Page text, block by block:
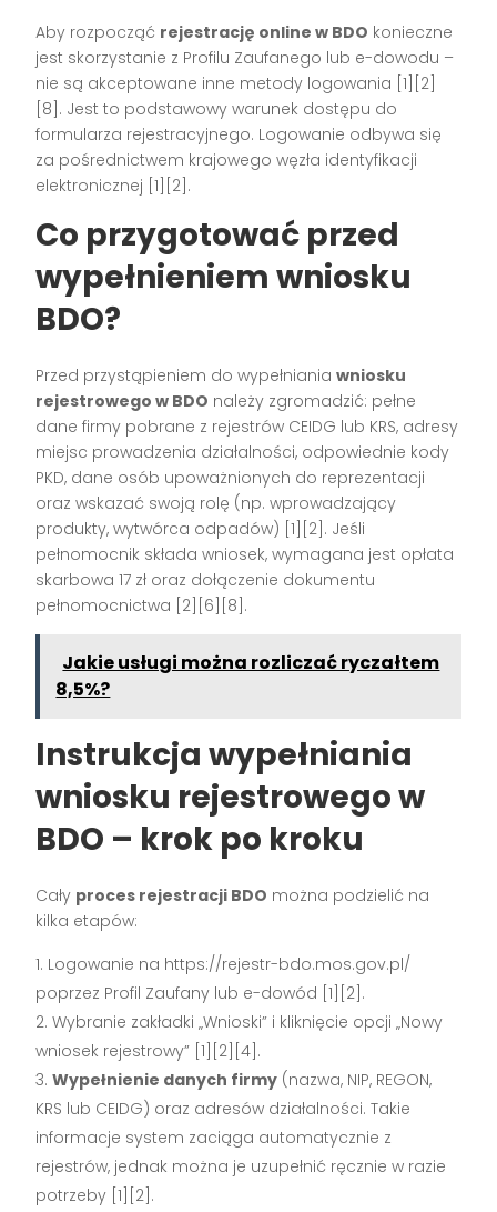
Aby rozpocząć rejestrację online w BDO konieczne
jest skorzystanie z Profilu Zaufanego lub e-dowodu –
nie są akceptowane inne metody logowania [1][2]
[8] . Jest to podstawowy warunek dostępu do
formularza rejestracyjnego. Logowanie odbywa się
za pośrednictwem krajowego węzła identyfikacji
elektronicznej [1][2] .
Co przygotować przed
wypełnieniem wniosku
BDO?
Przed przystąpieniem do wypełnianiawniosku
rejestrowego w BDO należy zgromadzić: pełne
dane firmy pobrane z rejestrów CEIDG lub KRS, adresy
miejsc prowadzenia działalności, odpowiednie kody
PKD, dane osób upoważnionych do reprezentacji
oraz wskazać swoją rolę (np. wprowadzający
produkty, wytwórca odpadów) [1][2] . Jeśli
pełnomocnik składa wniosek, wymagana jest opłata
skarbowa 17 zł oraz dołączenie dokumentu
pełnomocnictwa [2][6][8] .
Jakie usługi można rozliczać ryczałtem
8,5%?
Instrukcja wypełniania
wniosku rejestrowego w
BDO – krok po kroku
Cały proces rejestracji BDO można podzielić na
kilka etapów:
Logowanie na https://rejestr-bdo.mos.gov.pl/
poprzez Profil Zaufany lub e-dowód [1][2] .
Wybranie zakładki „Wnioski” i kliknięcie opcji „Nowy
wniosek rejestrowy” [1][2][4] .
Wypełnienie danych firmy (nazwa, NIP, REGON,
KRS lub CEIDG) oraz adresów działalności. Takie
informacje system zaciąga automatycznie z
rejestrów, jednak można je uzupełnić ręcznie w razie
potrzeby [1][2] .